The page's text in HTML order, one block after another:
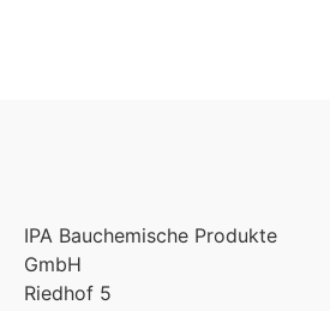
IPA Bauchemische Produkte
GmbH
Riedhof 5